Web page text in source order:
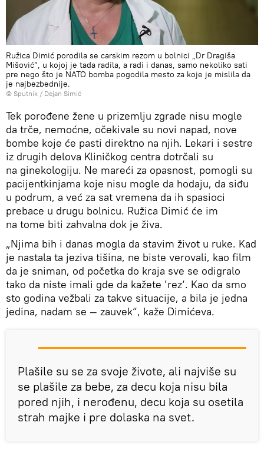
Ružica Dimić porodila se carskim rezom u bolnici „Dr Dragiša
Mišović“, u kojoj je tada radila, a radi i danas, samo nekoliko sati
pre nego što je NATO bomba pogodila mesto za koje je mislila da
je najbezbednije.
© Sputnik / Dejan Simić
Tek porođene žene u prizemlju zgrade nisu mogle
da trče, nemoćne, očekivale su novi napad, nove
bombe koje će pasti direktno na njih. Lekari i sestre
iz drugih delova Kliničkog centra dotrčali su
na ginekologiju. Ne mareći za opasnost, pomogli su
pacijentkinjama koje nisu mogle da hodaju, da siđu
u podrum, a već za sat vremena da ih spasioci
prebace u drugu bolnicu. Ružica Dimić će im
na tome biti zahvalna dok je živa.
„Njima bih i danas mogla da stavim život u ruke. Kad
je nastala ta jeziva tišina, ne biste verovali, kao film
da je sniman, od početka do kraja sve se odigralo
tako da niste imali gde da kažete ’rez‘. Kao da smo
sto godina vežbali za takve situacije, a bila je jedna
jedina, nadam se — zauvek“, kaže Dimićeva.
Plašile su se za svoje živote, ali najviše su
se plašile za bebe, za decu koja nisu bila
pored njih, i nerođenu, decu koja su osetila
strah majke i pre dolaska na svet.